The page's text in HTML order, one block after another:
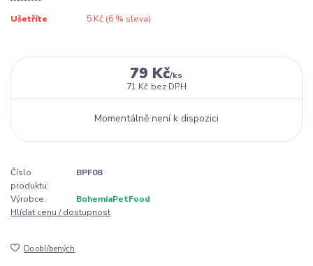
Ušetříte 5 Kč (6% sleva)
79 Kč/ks
71 Kč bez DPH
Momentálně není k dispozici
Číslo
produktu:
BPF08
Výrobce:
BohemiaPetFood
Hlídat cenu / dostupnost
Do oblíbených